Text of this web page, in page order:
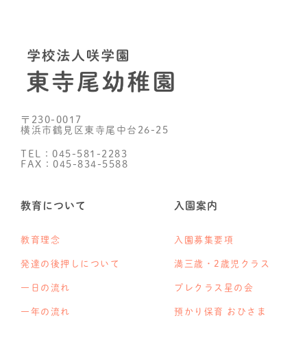
〒230-0017
横浜市鶴見区東寺尾中台26-25
TEL：045-581-2283
FAX：045-834-5588
教育について
教育理念
発達の後押しについて
一日の流れ
一年の流れ
入園案内
入園募集要項
満三歳・2歳児クラス
プレクラス星の会
預かり保育 おひさま